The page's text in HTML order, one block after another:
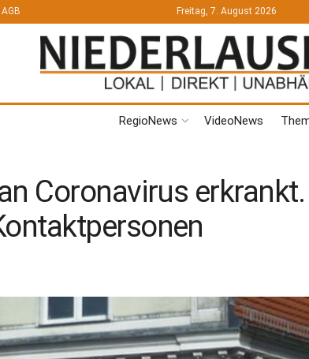
AGB Freitag, 7. August 2026
RegioNews VideoNews
Coronavirus erkrankt.